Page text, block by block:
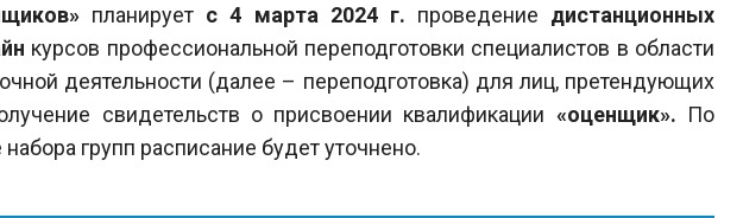
планирует с 4 марта 2024 г. проведение дистанционных
курсов профессиональной переподготовки специалистов в области
деятельности (далее – переподготовка) для лиц, претендующих
свидетельств о присвоении квалификации «оценщик». По
групп расписание будет уточнено.